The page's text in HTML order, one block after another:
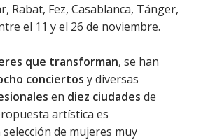
Rabat, Fez, Casablanca, Tánger,
el 11 y el 26 de noviembre.
que transforman, se han
conciertos y diversas
en diez ciudades de
artística es
de mujeres muy